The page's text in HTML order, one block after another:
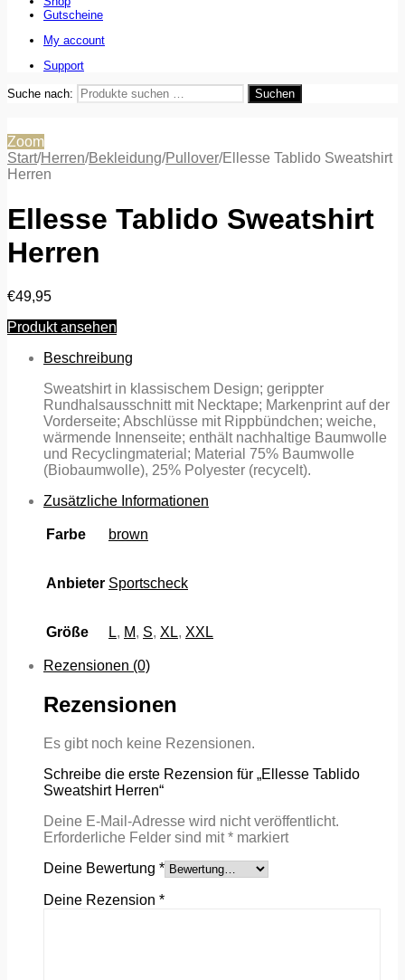
Gutscheine
My account
Support
Suche nach: Suchen
Zoom
Start/Herren/Bekleidung/Pullover/Ellesse Tablido Sweatshirt
Herren
Ellesse Tablido Sweatshirt
Herren
€49,95
Produkt ansehen
Beschreibung
Sweatshirt in klassischem Design; gerippter
Rundhalsausschnitt mit Necktape; Markenprint auf der
Vorderseite; Abschlüsse mit Rippbündchen; weiche,
wärmende Innenseite; enthält nachhaltige Baumwolle
und Recyclingmaterial; Material 75% Baumwolle
(Biobaumwolle), 25% Polyester (recycelt).
Zusätzliche Informationen
Farbe brown
Anbieter Sportscheck
Größe L, M, S, XL, XXL
Rezensionen (0)
Rezensionen
Es gibt noch keine Rezensionen.
Schreibe die erste Rezension für „Ellesse Tablido
Sweatshirt Herren“
Deine E-Mail-Adresse wird nicht veröffentlicht.
Erforderliche Felder sind mit* markiert
Deine Bewertung *
Deine Rezension *